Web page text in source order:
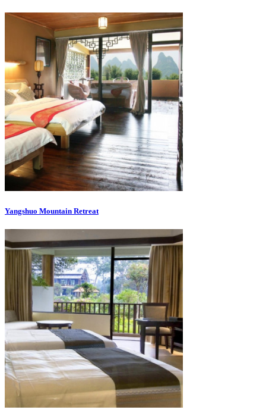
Yangshuo Mountain Retreat